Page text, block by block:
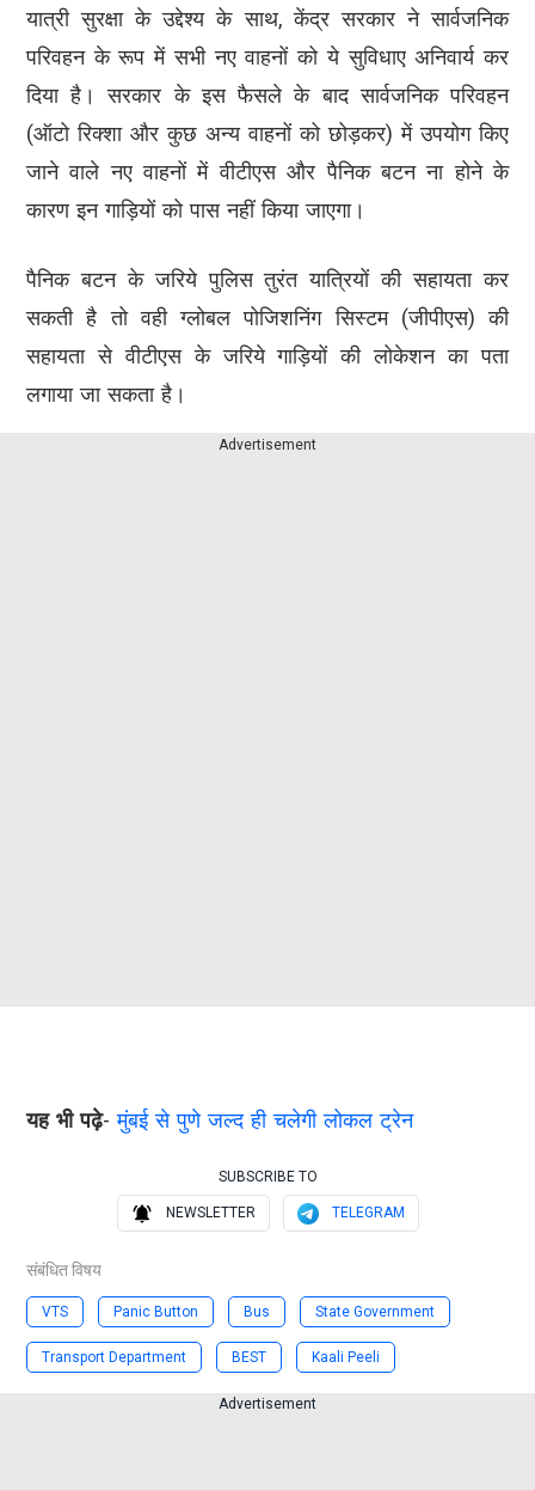
यात्री सुरक्षा के उद्देश्य के साथ, केंद्र सरकार ने सार्वजनिक
परिवहन के रूप में सभी नए वाहनों को ये सुविधाए अनिवार्य कर
दिया है। सरकार के इस फैसले के बाद सार्वजनिक परिवहन
(ऑटो रिक्शा और कुछ अन्य वाहनों को छोड़कर) में उपयोग किए
जाने वाले नए वाहनों में वीटीएस और पैनिक बटन ना होने के
कारण इन गाड़ियों को पास नहीं किया जाएगा।
पैनिक बटन के जरिये पुलिस तुरंत यात्रियों की सहायता कर
सकती है तो वही ग्लोबल पोजिशनिंग सिस्टम (जीपीएस) की
सहायता से वीटीएस के जरिये गाड़ियों की लोकेशन का पता
लगाया जा सकता है।
Advertisement
यह भी पढ़े-मुंबई से पुणे जल्द ही चलेगी लोकल ट्रेन
SUBSCRIBE TO
NEWSLETTER TELEGRAM
संबंधित विषय
VTS Panic Button Bus State Government
Transport Department BEST Kaali Peeli
Advertisement